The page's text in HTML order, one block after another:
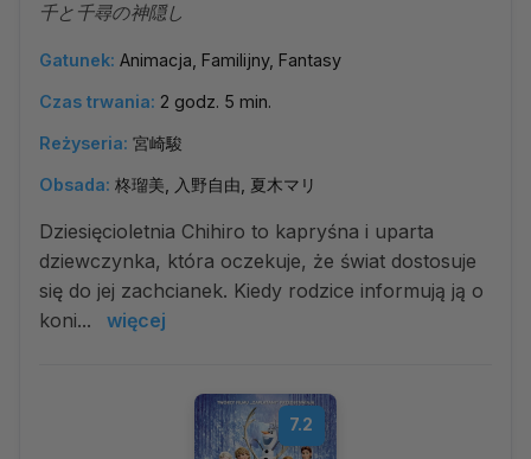
千と千尋の神隠し
Gatunek: Animacja, Familijny, Fantasy
Czas trwania: 2 godz. 5 min.
Reżyseria: 宮崎駿
Obsada: 柊瑠美, 入野自由, 夏木マリ
Dziesięcioletnia Chihiro to kapryśna i uparta
dziewczynka, która oczekuje, że świat dostosuje
się do jej zachcianek. Kiedy rodzice informują ją o
koni...
więcej
7.2